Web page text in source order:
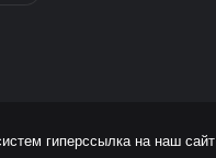
гиперссылка на наш сайт